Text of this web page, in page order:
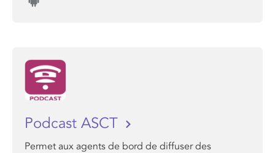
Podcast ASCT
Permet aux agents de bord de diffuser des